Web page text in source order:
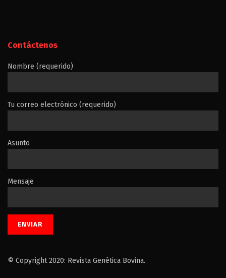
Contáctenos
Nombre (requerido)
Tu correo electrónico (requerido)
Asunto
Mensaje
© Copyright 2020: Revista Genética Bovina.